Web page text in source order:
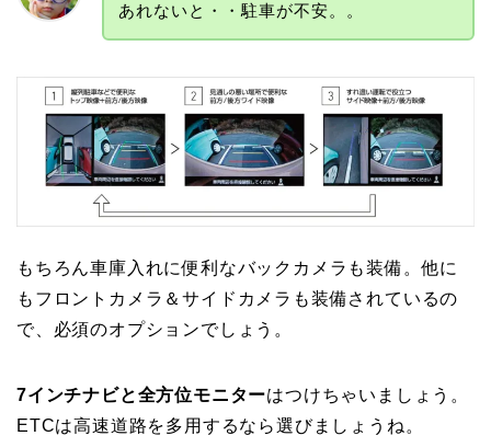
あれないと・・駐車が不安。。
もちろん車庫入れに便利なバックカメラも装備。他に
もフロントカメラ＆サイドカメラも装備されているの
で、必須のオプションでしょう。
7インチナビと全方位モニターはつけちゃいましょう。
ETCは高速道路を多用するなら選びましょうね。